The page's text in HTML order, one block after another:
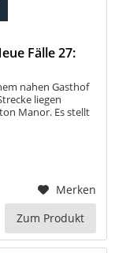
Fälle 27:
nahen Gasthof
liegen
Manor. Es stellt
Merken
Zum Produkt